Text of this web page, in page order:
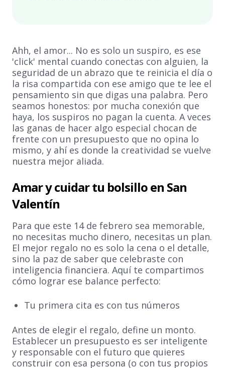
Ahh, el amor... No es solo un suspiro, es ese
'click' mental cuando conectas con alguien, la
seguridad de un abrazo que te reinicia el día o
la risa compartida con ese amigo que te lee el
pensamiento sin que digas una palabra. Pero
seamos honestos: por mucha conexión que
haya, los suspiros no pagan la cuenta. A veces
las ganas de hacer algo especial chocan de
frente con un presupuesto que no opina lo
mismo, y ahí es donde la creatividad se vuelve
nuestra mejor aliada.
Amar y cuidar tu bolsillo en San
Valentín
Para que este 14 de febrero sea memorable,
no necesitas mucho dinero, necesitas un plan.
El mejor regalo no es solo la cena o el detalle,
sino la paz de saber que celebraste con
inteligencia financiera. Aquí te compartimos
cómo lograr ese balance perfecto:
Tu primera cita es con tus números
Antes de elegir el regalo, define un monto.
Establecer un presupuesto es ser inteligente
y responsable con el futuro que quieres
construir con esa persona (o con tus propios